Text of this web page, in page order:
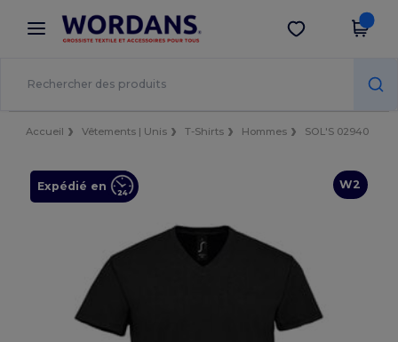
× Appli Wordans
Meilleurs prix sur l’app !
Obtenir l'appli
Accueil Vêtements | Unis T-Shirts Hommes SOL'S 02940
W2
Expédié en